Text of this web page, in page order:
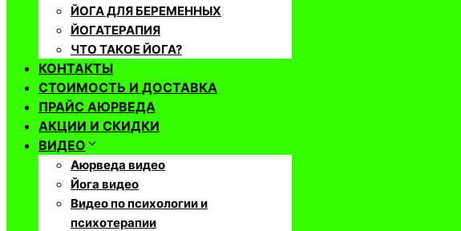
ЙОГА ДЛЯ БЕРЕМЕННЫХ
ЙОГАТЕРАПИЯ
ЧТО ТАКОЕ ЙОГА?
КОНТАКТЫ
СТОИМОСТЬ И ДОСТАВКА
ПРАЙС АЮРВЕДА
АКЦИИ И СКИДКИ
ВИДЕО
Аюрведа видео
Йога видео
Видео по психологии и
психотерапии